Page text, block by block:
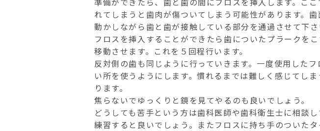
れてしまうと歯肉が傷ついてしまう可能性があります。
動かしながら歯と歯が接触している部分を通過させて下さ
フロスを挿入することができたら歯についたプラークを
移動させます。これを５回程行います。
反対側の歯も同じように行っていきます。一度使用した
い所を使うようにします。慣れるまでは難しく感じてし
ります。
焦らないでゆっくりと鏡を見てやるのも良いでしょう。
どうしても苦手という方は歯科医師や歯科衛生士に相談
練習すると良いでしょう。またフロスに持ち手のついた